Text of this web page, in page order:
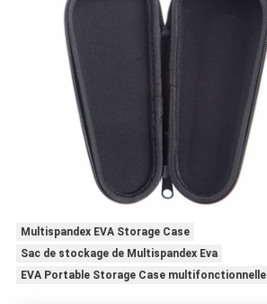
Multispandex EVA Storage Case
Sac de stockage de Multispandex Eva
EVA Portable Storage Case multifonctionnelle